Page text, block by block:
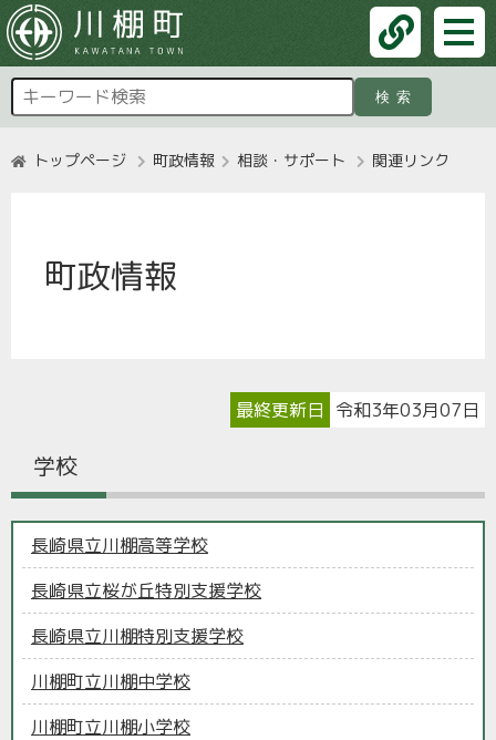
検索
トップページ 町政情報 相談・サポート 関連リンク
町政情報
最終更新日 令和3年03月07日
学校
長崎県立川棚高等学校
長崎県立桜が丘特別支援学校
長崎県立川棚特別支援学校
川棚町立川棚中学校
川棚町立川棚小学校